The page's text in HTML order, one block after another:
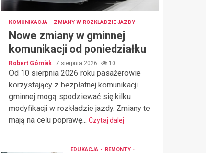
KOMUNIKACJA ZMIANY W ROZKŁADZIE JAZDY
Nowe zmiany w gminnej
komunikacji od poniedziałku
Robert Górniak 7 sierpnia 2026 10
Od 10 sierpnia 2026 roku pasażerowie
korzystający z bezpłatnej komunikacji
gminnej mogą spodziewać się kilku
modyfikacji w rozkładzie jazdy. Zmiany te
mają na celu poprawę... Czytaj dalej
EDUKACJA
REMONTY